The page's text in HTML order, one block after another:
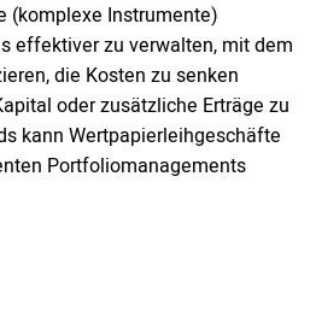
(komplexe Instrumente)
effektiver zu verwalten, mit dem
die Kosten zu senken
oder zusätzliche Erträge zu
kann Wertpapierleihgeschäfte
Portfoliomanagements